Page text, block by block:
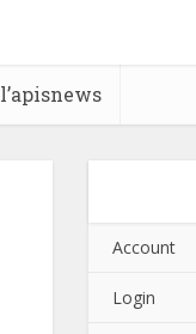
l’apisnews
Account
Login